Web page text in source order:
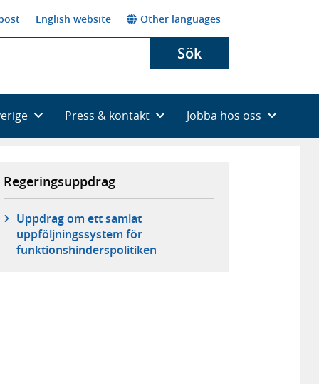
English website Other languages
Sök
Press & kontakt Jobba hos oss
Regeringsuppdrag
Uppdrag om ett samlat
uppföljningssystem för
funktionshinderspolitiken